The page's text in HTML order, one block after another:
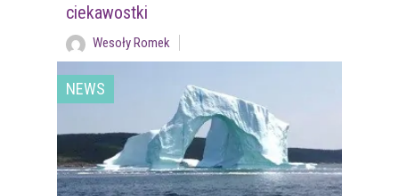
ciekawostki
Wesoły Romek
NEWS